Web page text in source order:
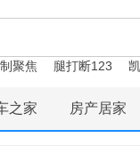
聚焦 腿打断123
之家 房产居家